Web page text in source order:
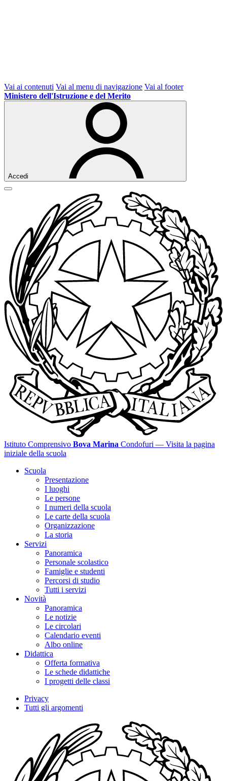
Vai ai contenuti Vai al menu di navigazione Vai al footer
Ministero dell'Istruzione e del Merito
Accedi
Istituto Comprensivo Bova Marina Condofuri — Visita la pagina
iniziale della scuola
Scuola
Presentazione
I luoghi
Le persone
I numeri della scuola
Le carte della scuola
Organizzazione
La storia
Servizi
Panoramica
Personale scolastico
Famiglie e studenti
Percorsi di studio
Tutti i servizi
Novità
Panoramica
Le notizie
Le circolari
Calendario eventi
Albo online
Didattica
Offerta formativa
Le schede didattiche
I progetti delle classi
Privacy
Tutti gli argomenti